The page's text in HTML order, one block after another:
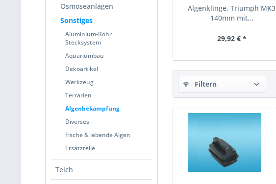
Osmoseanlagen
Sonstiges
Aluminium-Rohr
Stecksystem
Aquariumbau
Dekoartikel
Werkzeug
Terrarien
Algenbekämpfung
Diverses
Fische & lebende Algen
Ersatzteile
Teich
Algenklinge, Triumph MK3
140mm mit...
29,92 € *
Filtern